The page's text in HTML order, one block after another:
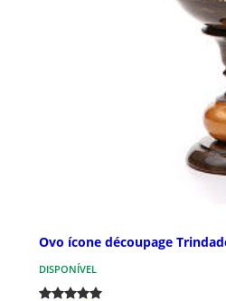
Ovo ícone découpage
DISPONÍVEL